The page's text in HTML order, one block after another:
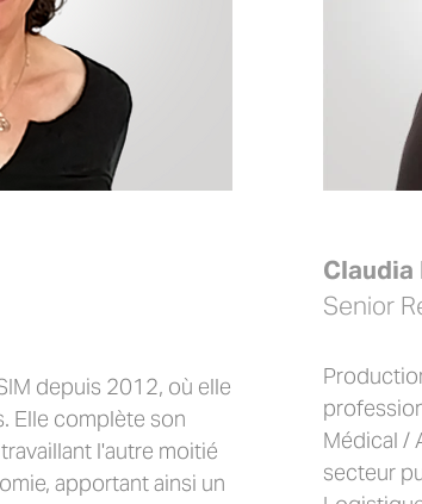
depuis 2012, où elle
Elle complète son
l'autre moitié
apportant ainsi un
Senior
Claudia
Médical /
secteur